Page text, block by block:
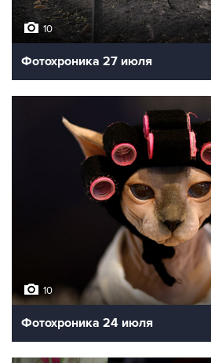
10
Фотохроника 27 июля
10
Фотохроника 24 июля